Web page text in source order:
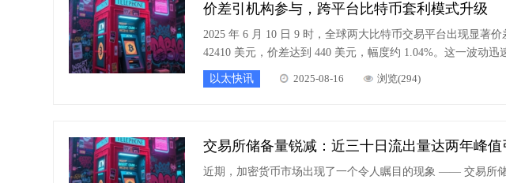
价差引机构参与，跨平台比特币套利模式升级
2025 年 6 月 10 日 9 时，全球两大比特币交易平台出现显著
42410 美元，价差达到 440 美元，幅度约 1.04%。这一波动
价差意味着单次百万美元级交易可产生近万美元的无风险收益
以太快讯 2025-08-16 浏览(294)
交易所储备量锐减：近三十日流出量达两年峰值
近期，加密货币市场出现了一个令人瞩目的现象 —— 交易所